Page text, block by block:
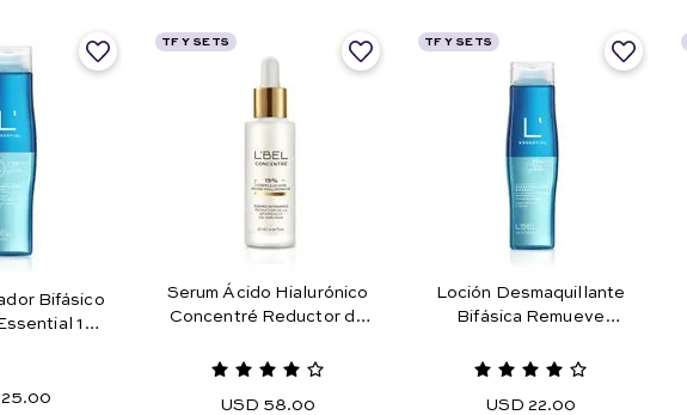
Bifásico
180
25.00
TF Y SETS
Serum Ácido Hialurónico
Concentré Reductor de
USD 58.00
TF Y SETS
Loción Desmaquillante
Bifásica Remueve
Agua 125 ml
USD 22.00